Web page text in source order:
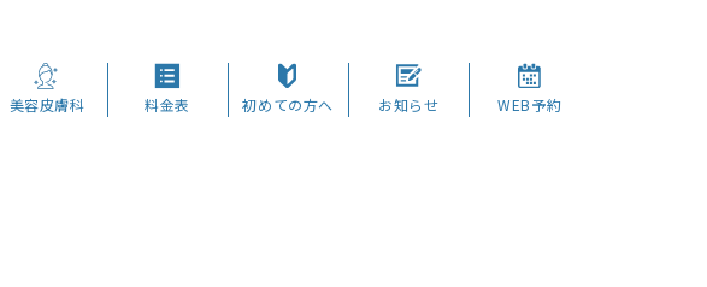
美容皮膚科 料金表 初めての方へ お知らせ WEB予約